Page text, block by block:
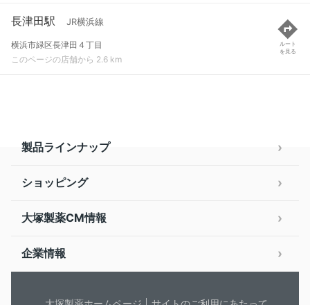
長津田駅 JR横浜線
横浜市緑区長津田４丁目
このページの店舗から 2.6 km
ルート
を見る
製品ラインナップ
ショッピング
大塚製薬CM情報
企業情報